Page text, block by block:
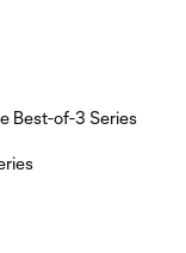
Best-of-3 Series